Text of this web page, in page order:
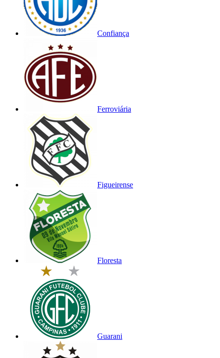
Confiança
Ferroviária
Figueirense
Floresta
Guarani